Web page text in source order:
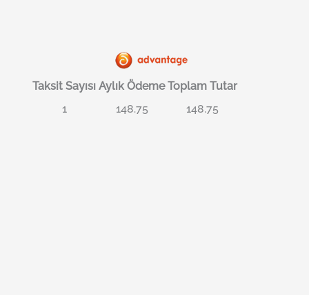
Taksit Sayısı Aylık Ödeme Toplam Tutar
1
148.75 148.75